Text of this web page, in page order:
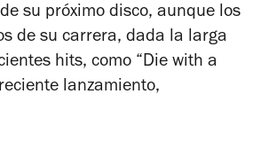
su próximo disco, aunque los
de su carrera, dada la larga
hits, como “Die with a
lanzamiento,